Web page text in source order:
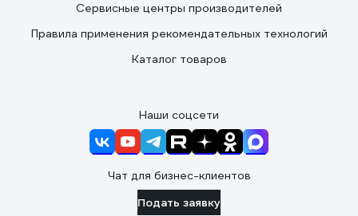
Сервисные центры производителей
Правила применения рекомендательных технологий
Каталог товаров
Наши соцсети
Чат для бизнес-клиентов
Подать заявку